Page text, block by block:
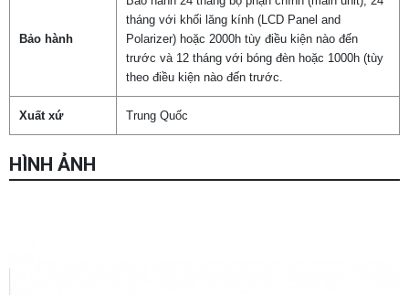
Chọn mua sản phẩm khác
Bảo hành
tháng với khối lăng kính (LCD Panel and
Polarizer) hoặc 2000h tùy điều kiện nào đến
trước và 12 tháng với bóng đèn hoặc 1000h (tùy
theo điều kiện nào đến trước.
Xuất xứ Trung Quốc
HÌNH ẢNH